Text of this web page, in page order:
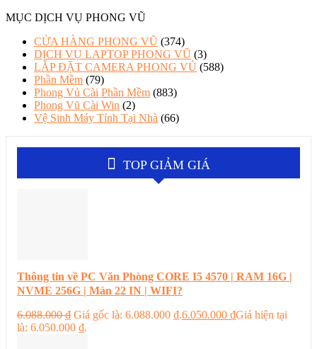
MỤC DỊCH VỤ PHONG VŨ
CỬA HÀNG PHONG VŨ (374)
DỊCH VỤ LAPTOP PHONG VŨ (3)
LẮP ĐẶT CAMERA PHONG VỦ (588)
Phần Mềm (79)
Phong Vủ Cài Phần Mềm (883)
Phong Vũ Cài Win (2)
Vệ Sinh Máy Tính Tại Nhà (66)
TOP GIẢM GIÁ
Thông tin về PC Văn Phòng CORE I5 4570 | RAM 16G |
NVME 256G | Màn 22 IN | WIFI?
6.088.000₫ Giá gốc là: 6.088.000 ₫.6.050.000 ₫Giá hiện tại
là: 6.050.000 ₫.